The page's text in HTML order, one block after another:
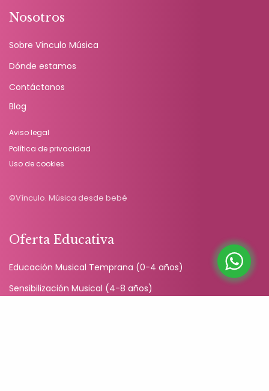
Nosotros
Sobre Vínculo Música
Dónde estamos
Contáctanos
Blog
Aviso legal
Política de privacidad
Uso de cookies
©Vínculo. Música desde bebé
Oferta Educativa
Educación Musical Temprana (0-4 años)
Sensibilización Musical (4-8 años)